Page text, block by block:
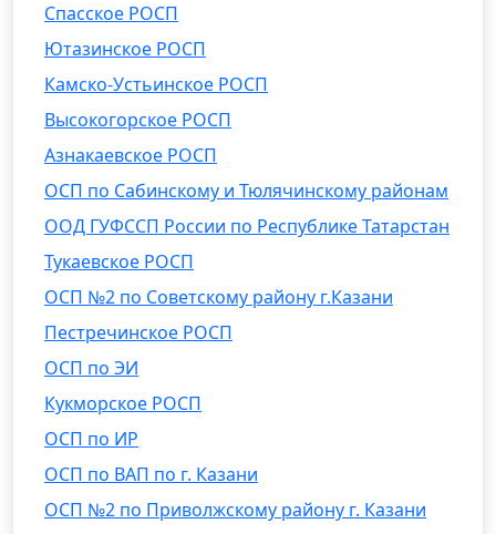
Спасское РОСП
Ютазинское РОСП
Камско-Устьинское РОСП
Высокогорское РОСП
Азнакаевское РОСП
ОСП по Сабинскому и Тюлячинскому районам
ООД ГУФССП России по Республике Татарстан
Тукаевское РОСП
ОСП №2 по Советскому району г.Казани
Пестречинское РОСП
ОСП по ЭИ
Кукморское РОСП
ОСП по ИР
ОСП по ВАП по г. Казани
ОСП №2 по Приволжскому району г. Казани